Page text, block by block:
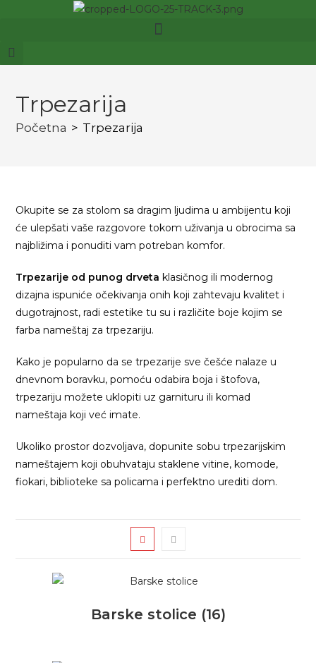
Trpezarija
Početna > Trpezarija
Okupite se za stolom sa dragim ljudima u ambijentu koji
će ulepšati vaše razgovore tokom uživanja u obrocima sa
najbližima i ponuditi vam potreban komfor.
Trpezarije od punog drveta klasičnog ili modernog
dizajna ispuniće očekivanja onih koji zahtevaju kvalitet i
dugotrajnost, radi estetike tu su i različite boje kojim se
farba nameštaj za trpezariju.
Kako je popularno da se trpezarije sve češće nalaze u
dnevnom boravku, pomoću odabira boja i štofova,
trpezariju možete uklopiti uz garnituru ili komad
nameštaja koji već imate.
Ukoliko prostor dozvoljava, dopunite sobu trpezarijskim
nameštajem koji obuhvataju staklene vitine, komode,
fiokari, biblioteke sa policama i perfektno urediti dom.
Barske stolice (16)